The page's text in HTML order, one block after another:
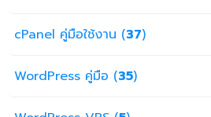
cPanel คู่มือใช้งาน (37)
WordPress คู่มือ (35)